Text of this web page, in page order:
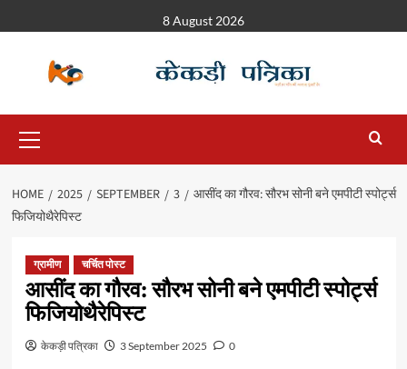
8 August 2026
HOME 2025 SEPTEMBER 3
आसींद का गौरव: सौरभ सोनी बने एमपीटी स्पोर्ट्स
फिजियोथैरेपिस्ट
ग्रामीण चर्चित पोस्ट
आसींद का गौरव: सौरभ सोनी बने एमपीटी स्पोर्ट्स
फिजियोथैरेपिस्ट
केकड़ी पत्रिका 3 September 2025 0